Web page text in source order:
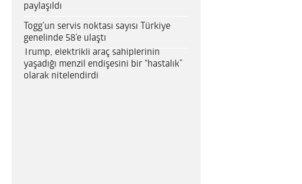
paylaşıldı
Togg’un servis noktası sayısı Türkiye
genelinde 58’e ulaştı
Trump, elektrikli araç sahiplerinin
yaşadığı menzil endişesini bir “hastalık”
olarak nitelendirdi